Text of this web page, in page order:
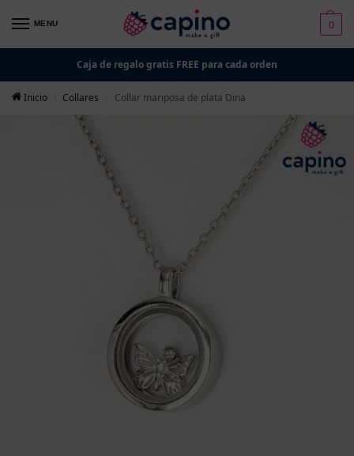
MENU 0
Caja de regalo gratis FREE para cada orden
Inicio Collares Collar mariposa de plata Dina